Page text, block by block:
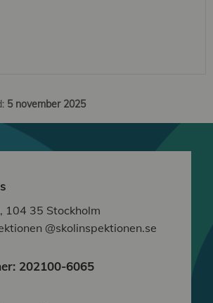
5 november 2025
104 35 Stockholm
@skolinspektionen.se
202100-6065